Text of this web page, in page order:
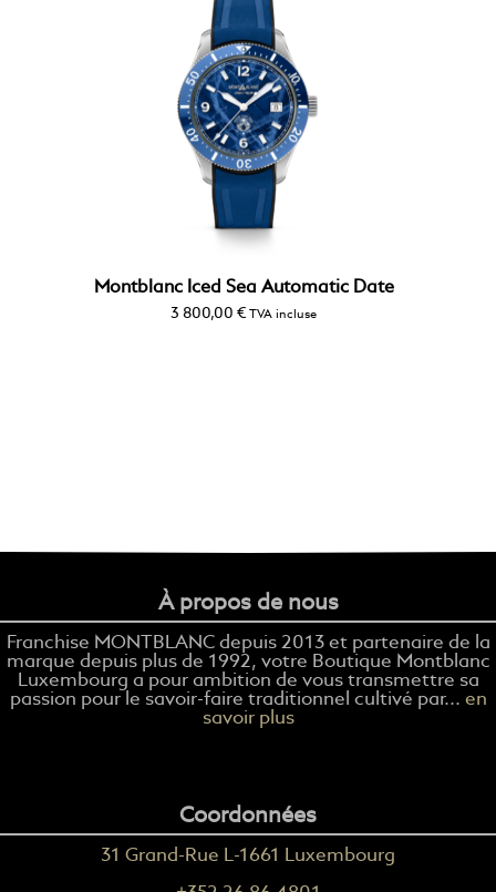
Montblanc Iced Sea Automatic Date
3 800,00 € TVA incluse
À propos de nous
Franchise MONTBLANC depuis 2013 et partenaire de la
marque depuis plus de 1992, votre Boutique Montblanc
Luxembourg a pour ambition de vous transmettre sa
passion pour le savoir-faire traditionnel cultivé par... en
savoir plus
Coordonnées
31 Grand-Rue L-1661 Luxembourg